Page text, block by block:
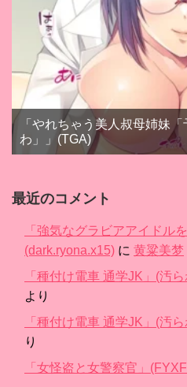
「やれちゃう美人叔母姉妹
わ」」(TGA)
最近のコメント
「強気なグラビアアイドル
(dark.ryona.x15) に 黄粱美梦
「種付け電車 通学JK」(汚
より
「種付け電車 通学JK」(汚
り
「女怪盗と女警察官」